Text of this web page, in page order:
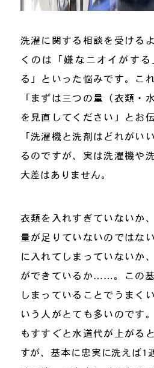
洗濯に関する相談を受ける
くのは「嫌なニオイがす
る」といった悩みです。こ
「まずは三つの量（衣類・
を見直してください」とお
「洗濯機と洗剤はどれがい
るのですが、実は洗濯機や
大差はありません。
衣類を入れすぎていないか
量が足りていないのではな
に入れてしまっていないか
ができているか……。この
しまっていることでうまく
いう人がとても多いのです
もすすぐと水道代が上がる
すが、基本に忠実に洗えば1